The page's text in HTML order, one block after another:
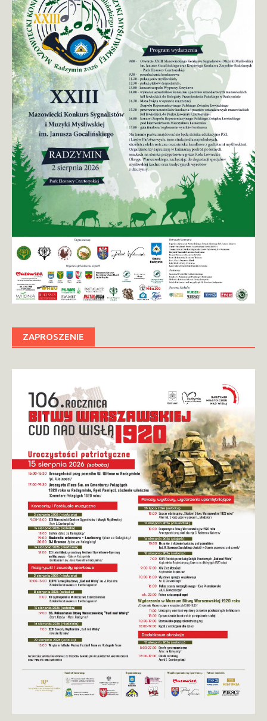
ZAPROSZENIE